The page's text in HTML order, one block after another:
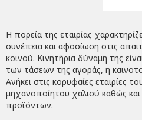
Η πορεία της εταιρίας
συνέπεια και αφοσίωση στις
κοινού. Κινητήρια δύναμη της
των τάσεων της αγοράς, η
Ανήκει στις κορυφαίες εταιρίες
μηχανοποίητου χαλιού καθώς
προϊόντων.